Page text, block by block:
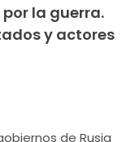
la guerra.
y actores
de Rusia